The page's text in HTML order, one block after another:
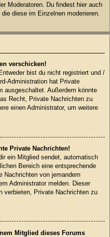
Moderatoren. Du findest hier auch
diese im Einzelnen moderieren.
verschicken!
bist du nicht registriert und /
Administration hat Private
ausgeschaltet. Außerdem könnte
Recht, Private Nachrichten zu
einen Administrator, um weitere
Private Nachrichten!
ein Mitglied sendet, automatisch
Bereich eine entsprechende
Nachrichten von jemandem
Administrator melden. Dieser
verbieten, Private Nachrichten zu
Mitglied dieses Forums